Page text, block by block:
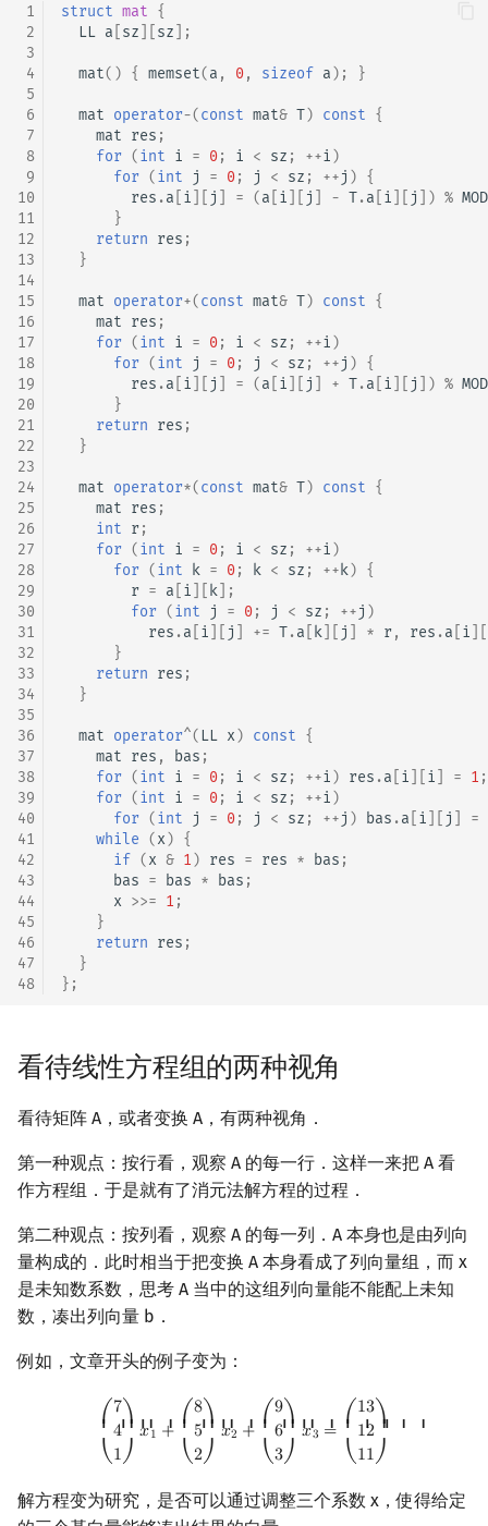
1
2
3
4
5
6
7
8
9
10
11
12
13
14
15
16
17
18
19
20
21
22
23
24
25
26
27
28
29
30
31
32
33
34
35
36
37
38
39
40
41
42
43
44
45
46
47
48
struct mat {
LL a sz sz ];
mat() { memset(a , 0, sizeof a); }
mat operator-(const mat& T) const {
mat res ;
for (int i = 0; i < sz ; ++i)
for (int j = 0; j < sz ; ++j ) {
res .a i j = (a i j - T.a i j ]) % MOD
}
return res ;
}
mat operator+(const mat& T) const {
mat res ;
for (int i = 0; i < sz ; ++i)
for (int j = 0; j < sz ; ++j ) {
res .a i j = (a i j + T.a i j ]) % MOD
}
return res ;
}
mat operator*(const mat& T) const {
mat res ;
int r;
for (int i = 0; i < sz ; ++i)
for (int k = 0; k < sz ; ++ k) {
r = a i k ];
for (int j = 0; j < sz ; ++j )
res .a i j += T.a k j * r, res .a i
}
return res ;
}
mat operator^(LL x) const {
mat res , bas ;
for (int i = 0; i < sz ; ++i) res .a i i = 1 ;
for (int i = 0; i < sz ; ++i)
for (int j = 0; j < sz ; ++j ) bas .a i j
=
while (x) {
if (x & 1) res = res * bas ;
bas = bas * bas ;
x >>= 1 ;
}
return res ;
}
};
看待线性方程组的两种视角
看待矩阵 A，或者变换 A，有两种视角．
第一种观点：按行看，观察 A 的每一行．这样一来把 A 看
作方程组．于是就有了消元法解方程的过程．
第二种观点：按列看，观察 A 的每一列．A 本身也是由列向
量构成的．此时相当于把变换 A 本身看成了列向量组，而 x
是未知数系数，思考 A 当中的这组列向量能不能配上未知
数，凑出列向量 b．
例如，文章开头的例子变为：
⎛⎜ ⎜ ⎜
⎝
7
4
1
⎞
⎟ ⎟ ⎟
⎠
𝑥1 + ⎛⎜ ⎜ ⎜
⎝
8
5
2
⎞
⎟ ⎟ ⎟
⎠
𝑥2 + ⎛
⎜ ⎜ ⎜
⎝
9
6
3
⎞
⎟ ⎟ ⎟
⎠
𝑥3 = ⎛⎜ ⎜ ⎜
⎝
13
12
11
⎞
⎟ ⎟ ⎟
⎠
(7 (852 63)x3 11)
解方程变为研究，是否可以通过调整三个系数 x，使得给定